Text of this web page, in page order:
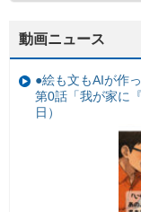
動画ニュース
●絵も文もAIが作
第0話「我が家に
日）